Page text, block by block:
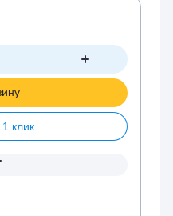
клик